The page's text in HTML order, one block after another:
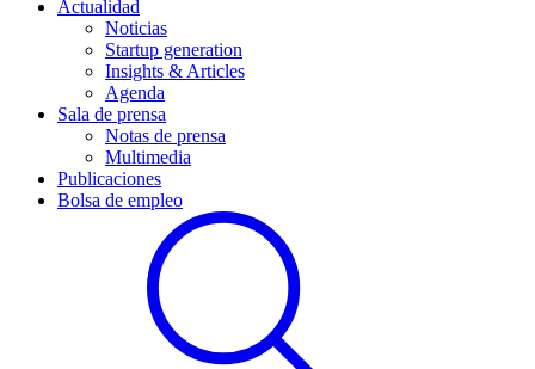
Actualidad
Noticias
Startup generation
Insights & Articles
Agenda
Sala de prensa
Notas de prensa
Multimedia
Publicaciones
Bolsa de empleo